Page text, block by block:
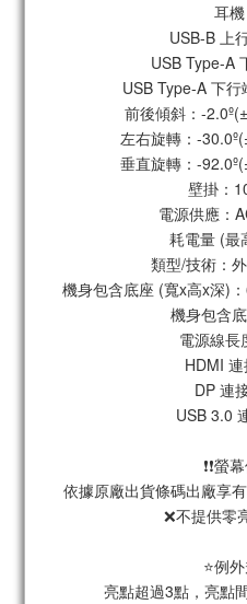
耳
USB-B 上
USB Type-A
USB Type-A 下
前後傾斜：-
左右旋轉：-
垂直旋轉：-
壁掛：
電源供應：
耗電量 (最
類型/技術：
機身包含底座 (寬x高x深)
機身包含
電源線長
HDMI
DP 連
USB 3.0
❗❗螢
依據原廠出貨條碼出廠享
❌不提供零
⭐例
亮點超過3點，亮點